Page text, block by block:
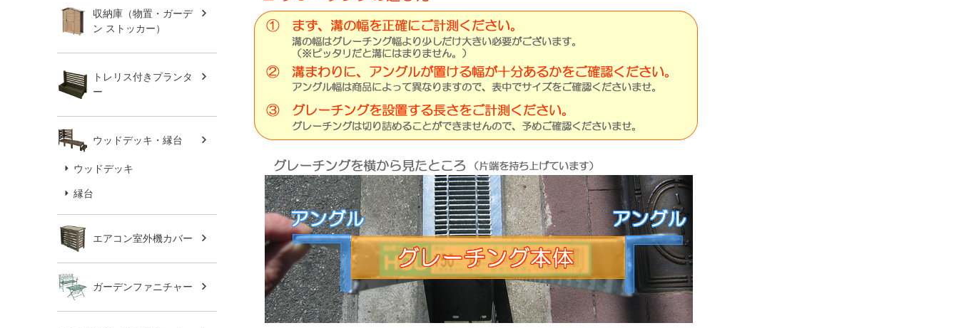
収納庫（物置・ガーデ
ン ストッカー）
トレリス付きプランタ
ー
ウッドデッキ・縁台
ウッドデッキ
縁台
エアコン室外機カバー
ガーデンファニチャー